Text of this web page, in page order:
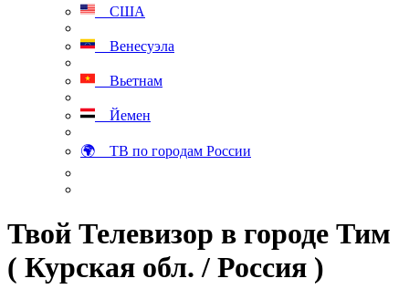
США
Венесуэла
Вьетнам
Йемен
🌍 ТВ по городам России
Твой Телевизор в городе Тим
( Курская обл. / Россия )